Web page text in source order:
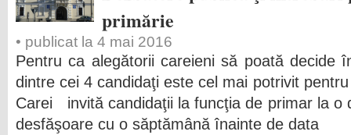
primărie
• publicat la 4 mai 2016
Pentru ca alegătorii careieni să poată decide
dintre cei 4 candidaţi este cel mai potrivit
Carei invită candidaţii la funcţia de primar la o
desfăşoare cu o săptămână înainte de data